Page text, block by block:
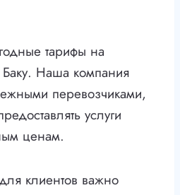
тарифы на
Баку. Наша компания
перевозчиками,
услуги
ценам.
клиентов важно